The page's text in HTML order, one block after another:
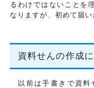
るわけではないことを
なりますが、初めて届
資料せんの作成
以前は手書きで資料